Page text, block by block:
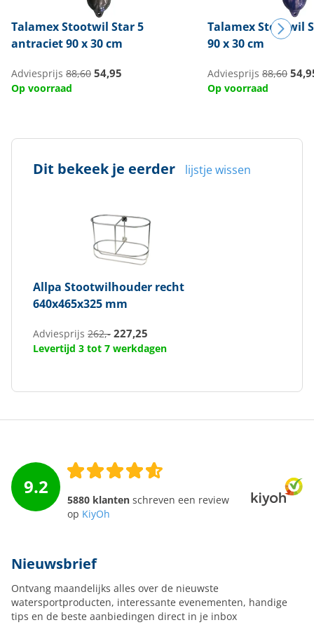
TalamexStootwil Star 5
antraciet 90 x 30 cm
Adviesprijs 88,60 54,95
Op voorraad
TalamexStootwil
90 x 30 cm
Adviesprijs 88,60
Op voorraad
Dit bekeek je eerder lijstje wissen
Allpa Stootwilhouder recht
640x465x325 mm
Adviesprijs 262,- 227,25
Levertijd 3 tot 7 werkdagen
9.2
5880 klanten schreven een review
op KiyOh
Nieuwsbrief
Ontvang maandelijks alles over de nieuwste
watersportproducten, interessante evenementen, handige
tips en de beste aanbiedingen direct in je inbox